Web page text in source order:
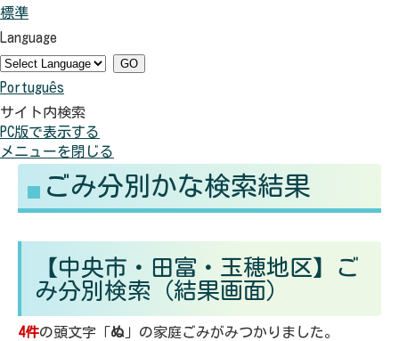
色
を
黒
色
に
す
る
景
色
を
青
色
に
す
る
標準
景
色
を
元
に
戻
す
Language
GO
Português
サイト内検索
PC版で表示する
メニューを閉じる
ごみ分別かな検索結果
【中央市・田富・玉穂地区】ご
み分別検索 （結果画面）
4件の頭文字「ぬ 」の家庭ごみがみつかりました。